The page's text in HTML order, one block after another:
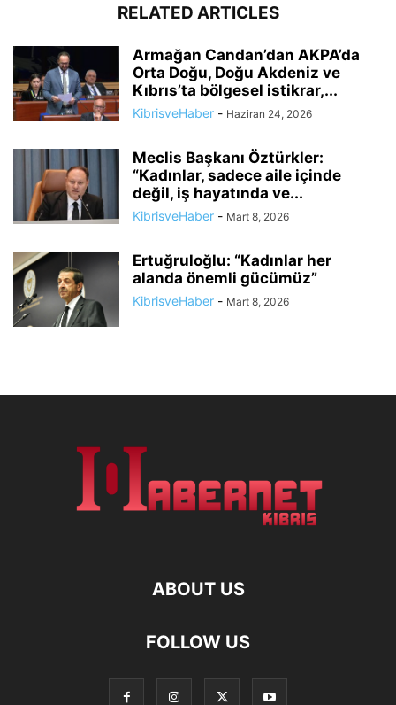
RELATED ARTICLES
Armağan Candan’dan AKPA’da
Orta Doğu, Doğu Akdeniz ve
Kıbrıs’ta bölgesel istikrar,...
KibrisveHaber - Haziran 24, 2026
Meclis Başkanı Öztürkler:
“Kadınlar, sadece aile içinde
değil, iş hayatında ve...
KibrisveHaber - Mart 8, 2026
Ertuğruloğlu: “Kadınlar her
alanda önemli gücümüz”
KibrisveHaber - Mart 8, 2026
ABOUT US
FOLLOW US